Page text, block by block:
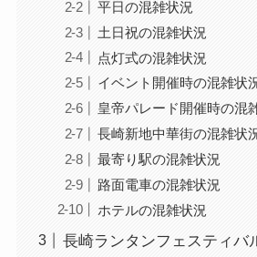
平日の混雑状況
土日祝の混雑状況
点灯式の混雑状況
イベント開催時の混雑状
皇帝パレード開催時の混
長崎新地中華街の混雑状
最寄り駅の混雑状況
路面電車の混雑状況
ホテルの混雑状況
長崎ランタンフェスティ